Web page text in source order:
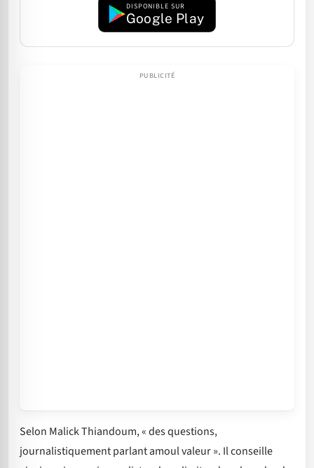
DISPONIBLE SUR
Google Play
Selon Malick Thiandoum, « des questions,
journalistiquement parlant amoul valeur ». Il conseille